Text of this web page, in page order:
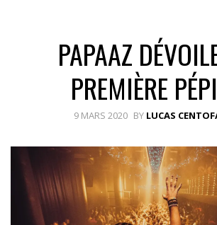
PAPAAZ
PREMIÈRE
9 MARS 2020 BY LUCAS